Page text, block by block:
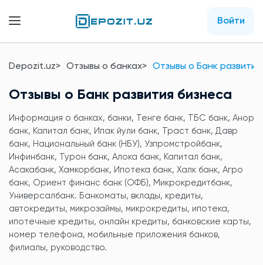
Войти
Depozit.uz Отзывы о банках Отзывы о Банк
Отзывы о Банк развития бизнеса
Информация о банках, банки, Тенге банк, ТБС банк, Анор
банк, Капитал банк, Ипак йули банк, Траст банк, Давр
банк, Национальный банк (НБУ), Узпромстройбанк,
Инфинбанк, Турон банк, Алока банк, Капитал банк,
Асакабанк, Хамкорбанк, Ипотека банк, Халк банк, Агро
банк, Ориент финанс банк (ОФБ), Микрокредитбанк,
Универсалбанк. Банкоматы, вклады, кредиты,
автокредиты, микрозаймы, микрокредиты, ипотека,
ипотечные кредиты, онлайн кредиты, банковские карты,
номер телефона, мобильные приложения банков,
филиалы, руководство.